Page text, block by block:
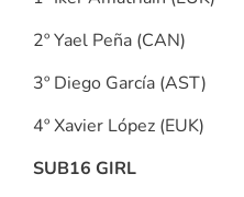
2º Yael Peña (CAN)
3º Diego García (AST)
4º Xavier López (EUK)
SUB16 GIRL